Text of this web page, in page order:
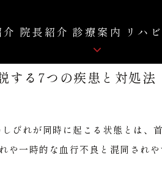
院長紹介 診療案内
拡散型圧力波治療
リハ
する7つの疾患と対処法
びれが同時に起こる状態とは、
や一時的な血行不良と混同され